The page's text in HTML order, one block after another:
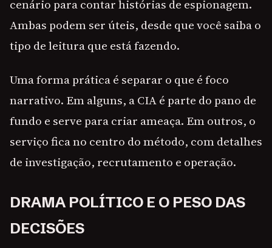
cenário para contar histórias de espionagem.
Ambas podem ser úteis, desde que você saiba o
tipo de leitura que está fazendo.
Uma forma prática é separar o que é foco
narrativo. Em alguns, a CIA é parte do pano de
fundo e serve para criar ameaça. Em outros, o
serviço fica no centro do método, com detalhes
de investigação, recrutamento e operação.
DRAMA POLÍTICO E O PESO DAS
DECISÕES